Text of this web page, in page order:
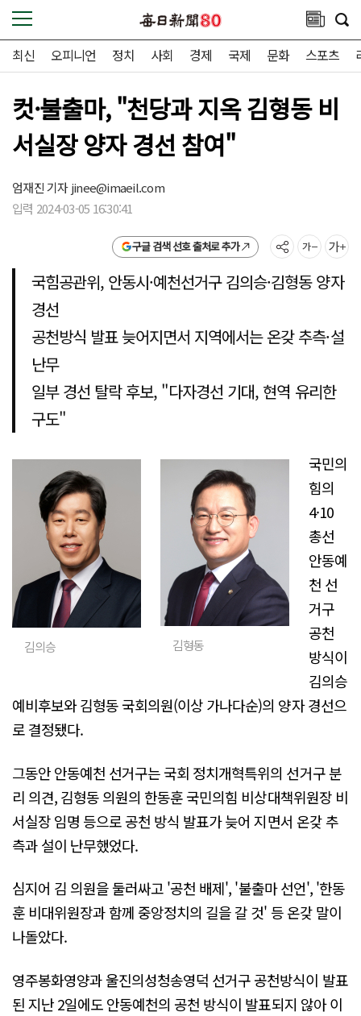
최신 오피니언 정치 사회 경제 국제 문화 스포츠
컷·불출마, "천당과 지옥 김형동 비
서실장 양자 경선 참여"
엄재진 기자jinee@imaeil.com
입력 2024-03-05 16:30:41
구글 검색 선호 출처로 추가
국힘공관위, 안동시·예천선거구 김의승·김형동 양자
경선
공천방식 발표 늦어지면서 지역에서는 온갖 추측·설
난무
일부 경선 탈락 후보, "다자경선 기대, 현역 유리한
구도"
김의승 김형동
국민의
힘의
4·10
총선
안동예
천 선
거구
공천
방식이
김의승
예비후보와 김형동 국회의원(이상 가나다순)의 양자 경선으
로 결정됐다.
그동안 안동예천 선거구는 국회 정치개혁특위의 선거구 분
리 의견, 김형동 의원의 한동훈 국민의힘 비상대책위원장 비
서실장 임명 등으로 공천 방식 발표가 늦어 지면서 온갖 추
측과 설이 난무했었다.
심지어 김 의원을 둘러싸고 '공천 배제', '불출마 선언', '한동
훈 비대위원장과 함께 중앙정치의 길을 갈 것' 등 온갖 말이
나돌았다.
영주봉화영양과 울진의성청송영덕 선거구 공천방식이 발표
된 지난 2일에도 안동예천의 공천 방식이 발표되지 않아 이